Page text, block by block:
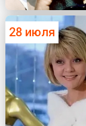
28 июля